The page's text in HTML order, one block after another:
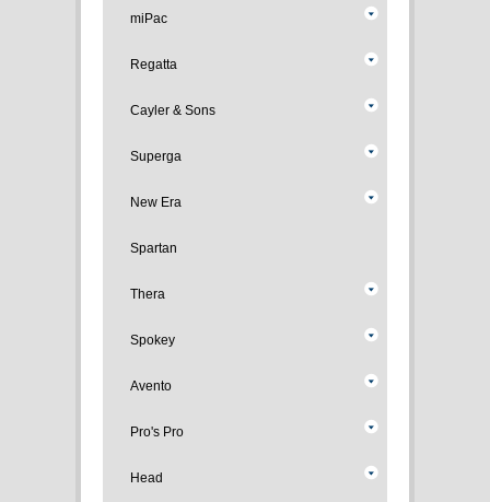
miPac
Regatta
Cayler & Sons
Superga
New Era
Spartan
Thera
Spokey
Avento
Pro's Pro
Head